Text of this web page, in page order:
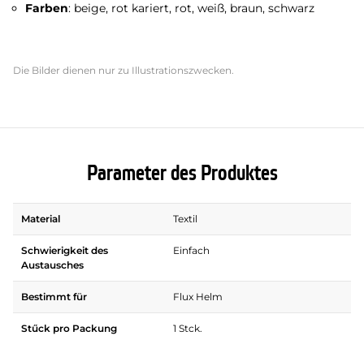
Farben: beige, rot kariert, rot, weiß, braun, schwarz
Die Bilder dienen nur zu Illustrationszwecken.
Parameter des Produktes
Material Textil
Schwierigkeit des
Austausches
Einfach
Bestimmt für Flux Helm
Stűck pro Packung 1 Stck.